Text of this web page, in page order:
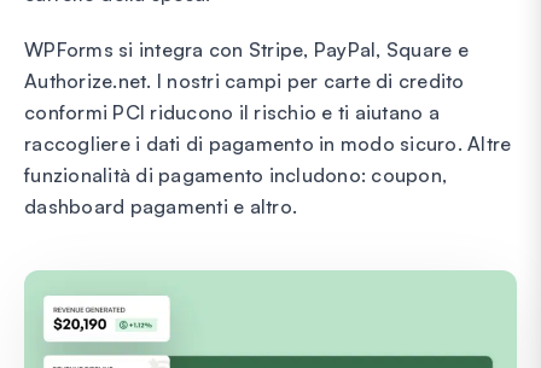
WPForms si integra con Stripe, PayPal, Square e
Authorize.net. I nostri campi per carte di credito
conformi PCI riducono il rischio e ti aiutano a
raccogliere i dati di pagamento in modo sicuro. Altre
funzionalità di pagamento includono: coupon,
dashboard pagamenti e altro.